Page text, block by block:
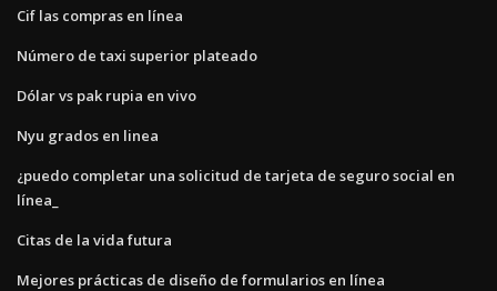
Cif las compras en línea
Número de taxi superior plateado
Dólar vs pak rupia en vivo
Nyu grados en linea
¿puedo completar una solicitud de tarjeta de seguro social en
línea_
Citas de la vida futura
Mejores prácticas de diseño de formularios en línea